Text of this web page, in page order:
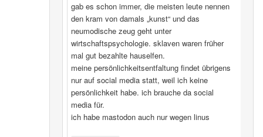
gab es schon immer, die meisten leute nennen
den kram von damals „kunst“ und das
neumodische zeug geht unter
wirtschaftspsychologie. sklaven waren früher
mal gut bezahlte hauselfen.
meine persönlichkeitsentfaltung findet übrigens
nur auf social media statt, weil ich keine
persönlichkeit habe. ich brauche da social
media für.
ich habe mastodon auch nur wegen linus